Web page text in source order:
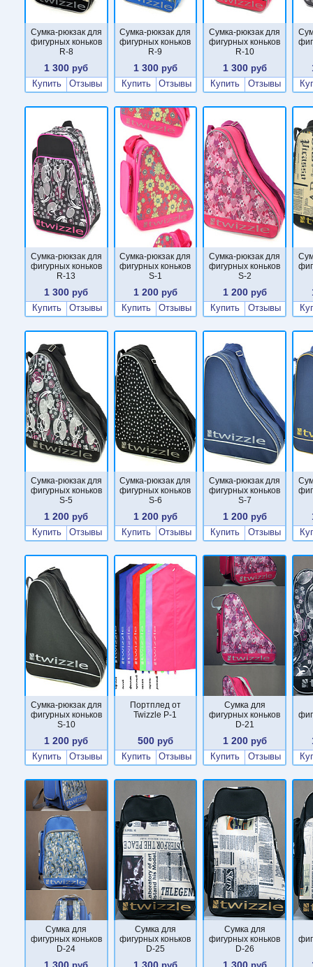
Сумка-рюкзак для
фигурных коньков
R-8
1 300 руб
Купить
Отзывы
Сумка-рюкзак для
фигурных коньков
R-9
1 300 руб
Купить
Отзывы
Сумка-рюкзак для
фигурных коньков
R-10
1 300руб
Купить
Отзывы
Сумка-рюкзак для
фигурных коньков
R-13
1 300 руб
Купить
Отзывы
Сумка-рюкзак для
фигурных коньков
S-1
1 200 руб
Купить
Отзывы
Сумка-рюкзак для
фигурных коньков
S-2
1 200руб
Купить
Отзывы
Сумка-рюкзак для
фигурных коньков
S-5
1 200 руб
Купить
Отзывы
Сумка-рюкзак для
фигурных коньков
S-6
1 200 руб
Купить
Отзывы
Сумка-рюкзак для
фигурных коньков
S-7
1 200руб
Купить
Отзывы
Сумка-рюкзак для
фигурных коньков
S-10
1 200 руб
Купить
Отзывы
Портплед от
Twizzle P-1
500 руб
Купить
Отзывы
Сумка для
фигурных коньков
D-21
1 200руб
Купить
Отзывы
Сумка для
фигурных коньков
D-24
Сумка для
фигурных коньков
D-25
Сумка для
фигурных коньков
D-26